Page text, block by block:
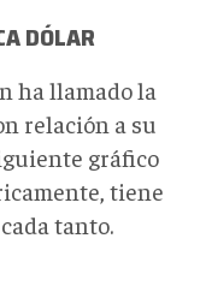
DÓLAR
ha llamado la
relación a su
gráfico
tiene
tanto.